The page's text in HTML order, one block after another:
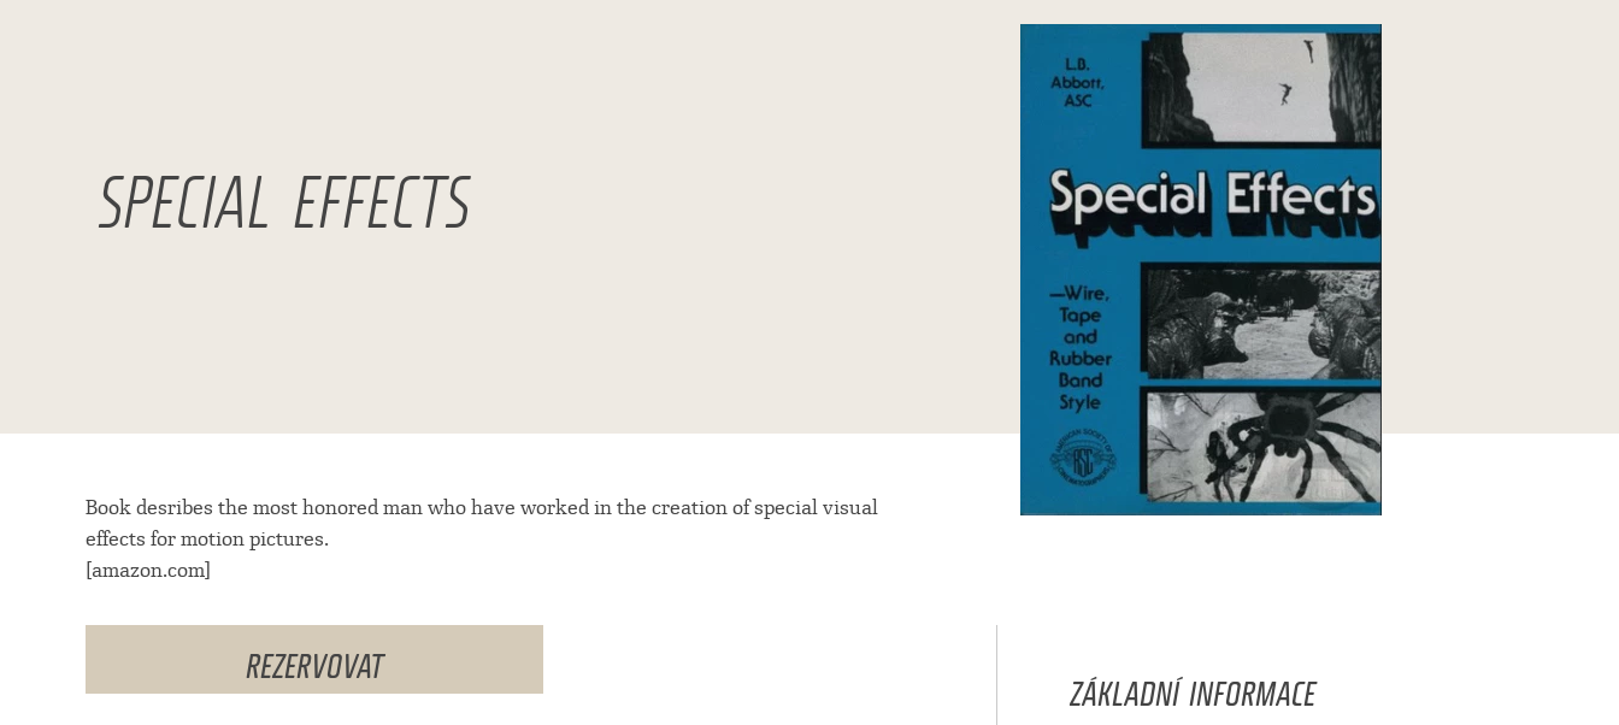
SPECIAL EFFECTS
Book desribes the most honored man who have worked in the creation of special visual
effects for motion pictures.
[amazon.com]
ZÁKLADNÍ INFORMACE
REZERVOVAT